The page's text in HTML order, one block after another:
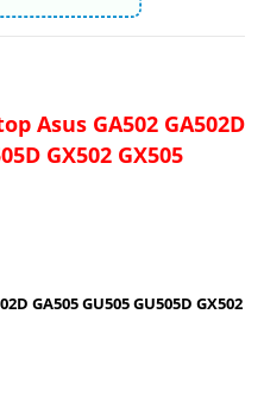
Asus GA502 GA502D
GX502 GX505
GA505 GU505 GU505D GX502